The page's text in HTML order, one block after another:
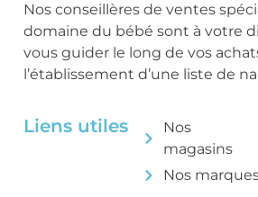
Nos conseillères de ventes
domaine du bébé sont à votre
vous guider le long de vos
l’établissement d’une liste de
Liens utiles
Nos
magasins
Nos